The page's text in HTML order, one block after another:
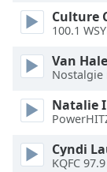
Text
Edge
Family
Reset
Culture
100.1
Van
Nostalgie
Natalie
Cyndi
KQFC 97.9